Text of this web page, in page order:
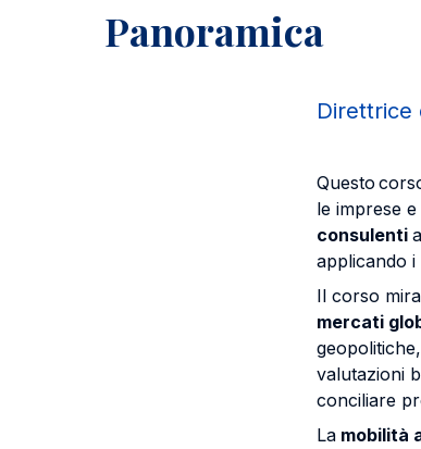
Panoramica
Direttrice
Questo
le imprese
consulenti
applicando i
Il corso
mercati
valutazioni
conciliare
Lamobilità